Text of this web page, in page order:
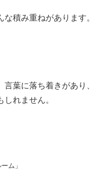
積み重ねがあります。
葉に落ち着きがあり、
れません。
ム」